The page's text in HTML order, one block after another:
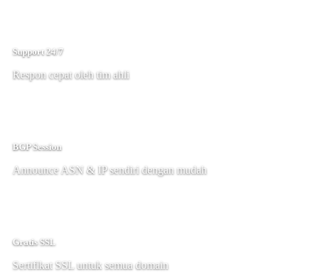
Support 24/7
Respon cepat oleh tim ahli
BGP Session
Announce ASN & IP sendiri dengan mudah
Gratis SSL
Sertifikat SSL untuk semua domain